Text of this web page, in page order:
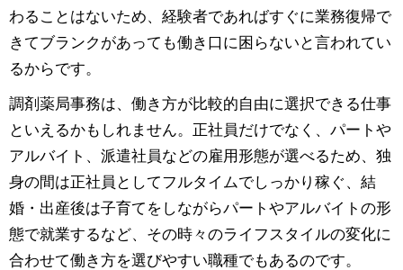
わることはないため、経験者であればすぐに業務復帰で
きてブランクがあっても働き口に困らないと言われてい
るからです。
調剤薬局事務は、働き方が比較的自由に選択できる仕事
といえるかもしれません。正社員だけでなく、パートや
アルバイト、派遣社員などの雇用形態が選べるため、独
身の間は正社員としてフルタイムでしっかり稼ぐ、結
婚・出産後は子育てをしながらパートやアルバイトの形
態で就業するなど、その時々のライフスタイルの変化に
合わせて働き方を選びやすい職種でもあるのです。